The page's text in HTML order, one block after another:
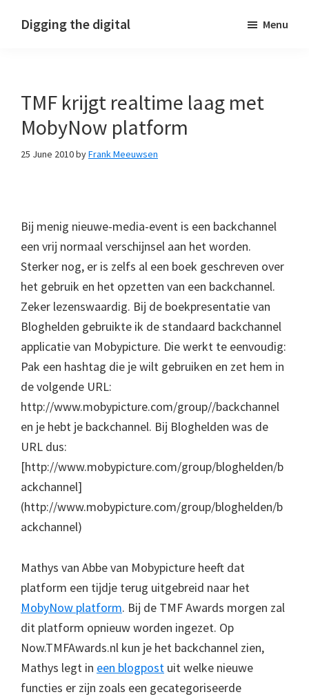
Digging the digital Menu
TMF krijgt realtime laag met
MobyNow platform
25 June 2010byFrank Meeuwsen
Bij menig nieuwe-media-event is een backchannel
een vrij normaal verschijnsel aan het worden.
Sterker nog, er is zelfs al een boek geschreven over
het gebruik en het opzetten van een backchannel.
Zeker lezenswaardig. Bij de boekpresentatie van
Bloghelden gebruikte ik de standaard backchannel
applicatie van Mobypicture. Die werkt te eenvoudig:
Pak een hashtag die je wilt gebruiken en zet hem in
de volgende URL:
http://www.mobypicture.com/group//backchannel
en je hebt je backchannel. Bij Bloghelden was de
URL dus:
[http://www.mobypicture.com/group/bloghelden/b
ackchannel]
(http://www.mobypicture.com/group/bloghelden/b
ackchannel)
Mathys van Abbe van Mobypicture heeft dat
platform een tijdje terug uitgebreid naar het
MobyNow platform. Bij de TMF Awards morgen zal
dit platform opnieuw worden ingezet. Op
Now.TMFAwards.nl kun je het backchannel zien,
Mathys legt in een blogpost uit welke nieuwe
functies er zijn zoals een gecategoriseerde